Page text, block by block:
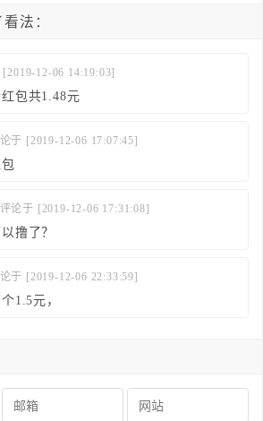
法：
[2019-12-06 14:19:03]
包共1.48元
于 [2019-12-06 17:07:45]
评论于 [2019-12-06 17:31:08]
撸了？
于 [2019-12-06 22:33:59]
1.5元，